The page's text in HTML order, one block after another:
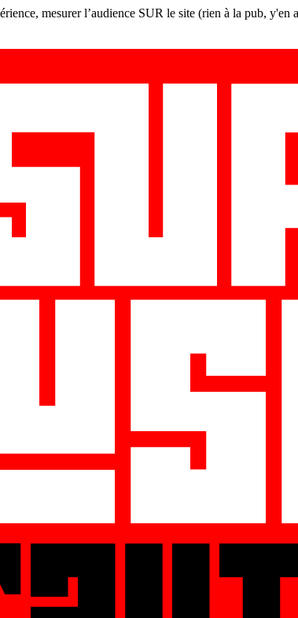
mesurer l’audience SUR le site (rien à la pub, y'en